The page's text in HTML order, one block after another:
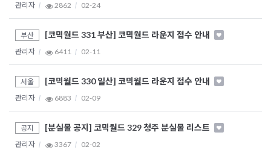
관리자 2862 02-24
부산 [코믹월드 331 부산] 코믹월드 라운지 접수 안내
관리자 6411 02-11
서울 [코믹월드 330 일산] 코믹월드 라운지 접수 안내
관리자 6883 02-09
공지 [분실물 공지] 코믹월드 329 청주 분실물 리스트
관리자 3367 02-02